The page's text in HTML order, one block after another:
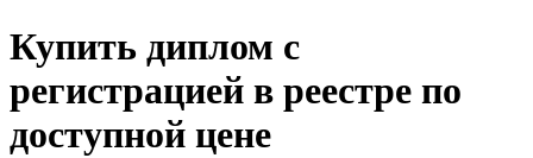
Купить диплом с
регистрацией в реестре по
доступной цене